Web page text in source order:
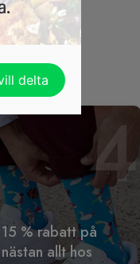
4
15 % rabatt på
nästan allt hos